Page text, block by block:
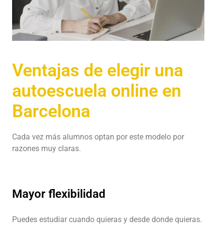
Ventajas de elegir una
autoescuela online en
Barcelona
Cada vez más alumnos optan por este modelo por
razones muy claras.
Mayor flexibilidad
Puedes estudiar cuando quieras y desde donde quieras.